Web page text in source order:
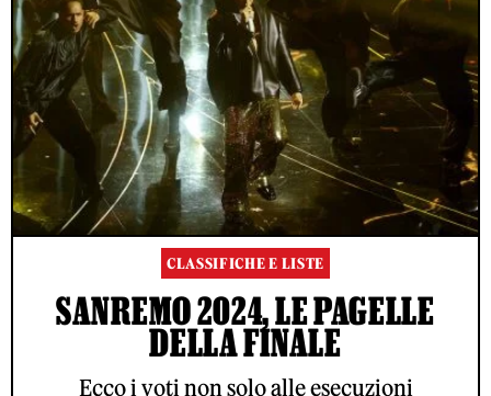
CLASSIFICHE E LISTE
SANREMO 2024, LE PAGELLE
DELLA FINALE
Ecco i voti non solo alle esecuzioni